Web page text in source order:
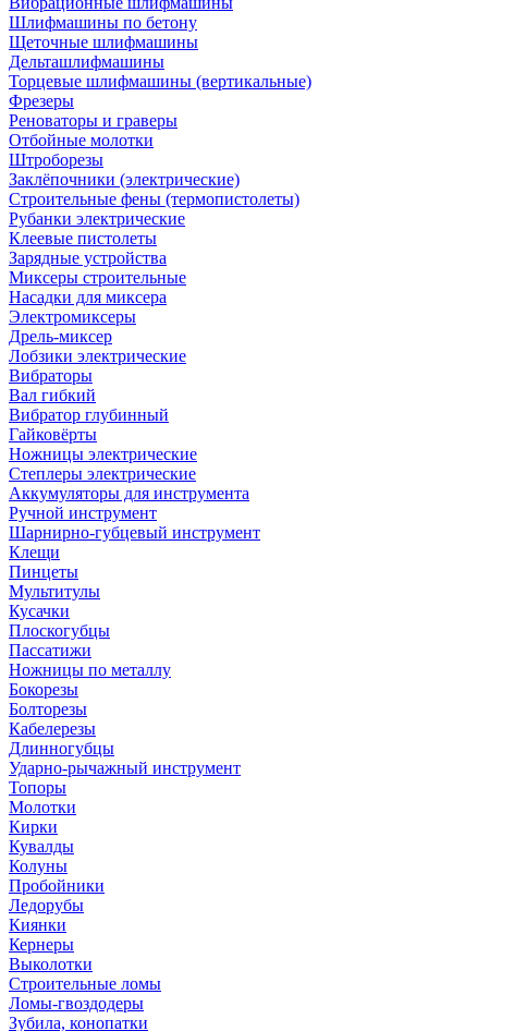
Шлифмашины по бетону
Щеточные шлифмашины
Дельташлифмашины
Торцевые шлифмашины (вертикальные)
Фрезеры
Реноваторы и граверы
Отбойные молотки
Штроборезы
Заклёпочники (электрические)
Строительные фены (термопистолеты)
Рубанки электрические
Клеевые пистолеты
Зарядные устройства
Миксеры строительные
Насадки для миксера
Электромиксеры
Дрель-миксер
Лобзики электрические
Вибраторы
Вал гибкий
Вибратор глубинный
Гайковёрты
Ножницы электрические
Степлеры электрические
Аккумуляторы для инструмента
Ручной инструмент
Шарнирно-губцевый инструмент
Клещи
Пинцеты
Мультитулы
Кусачки
Плоскогубцы
Пассатижи
Ножницы по металлу
Бокорезы
Болторезы
Кабелерезы
Длинногубцы
Ударно-рычажный инструмент
Топоры
Молотки
Кирки
Кувалды
Колуны
Пробойники
Ледорубы
Киянки
Кернеры
Выколотки
Строительные ломы
Ломы-гвоздодеры
Зубила, конопатки